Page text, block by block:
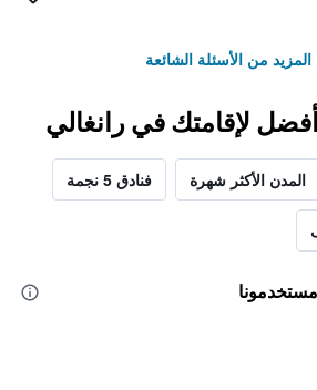
من الأسئلة الشائعة
أفضل لإقامتك في رانغالي
المدن الأكثر شهرة فنادق 5 نجمة